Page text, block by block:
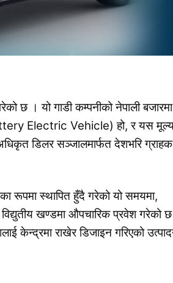
छ । यो गाडी कम्पनीको नेपाली बजारमा
Electric Vehicle) हो, र यस
डिलर सञ्जालमार्फत देशभरि ग्राहक
रूपमा स्थापित हुँदै गरेको यो समयमा,
विद्युतीय खण्डमा औपचारिक प्रवेश गरेको
केन्द्रमा राखेर डिजाइन गरिएको